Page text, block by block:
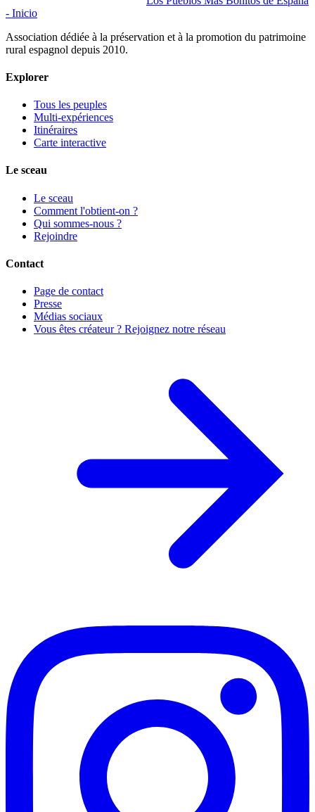
- Inicio
Association dédiée à la préservation et à la promotion du patrimoine
rural espagnol depuis 2010.
Explorer
Tous les peuples
Multi-expériences
Itinéraires
Carte interactive
Le sceau
Le sceau
Comment l'obtient-on ?
Qui sommes-nous ?
Rejoindre
Contact
Page de contact
Presse
Médias sociaux
Vous êtes créateur ? Rejoignez notre réseau